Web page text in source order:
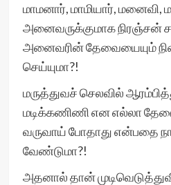
மாமனார், மாமியார்,
அனைவருக்குமாக நிரஞ்சன்
அனைவரின் தேவையையும்
செய்யுமா?!
மருத்துவச் செலவில்
மடிக்கணிணி என எல்லா
வருவாய் போதாது என்பதை
வேண்டுமா?!
அதனால் தான்